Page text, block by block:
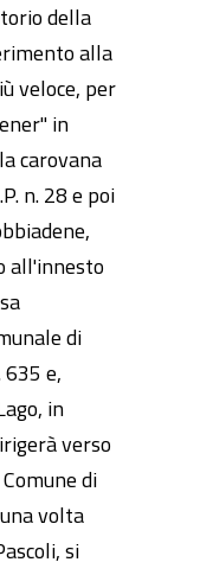
della
alla
veloce, per
in
carovana
n. 28 e poi
all'innesto
di
635 e,
in
verso
di
volta
si